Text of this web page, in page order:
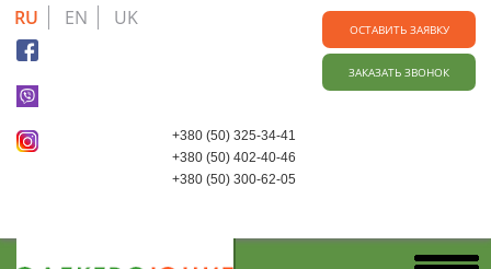
Skip
main
RU EN UK ОСТАВИТЬ ЗАЯВКУ
ЗАКАЗАТЬ ЗВОНОК
+380 (50) 325-34-41
+380 (50) 402-40-46
+380 (50) 300-62-05